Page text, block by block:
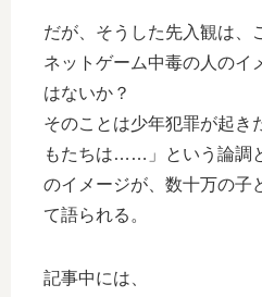
だが、そうした先入観は、
ネットゲーム中毒の人のイ
はないか？
そのことは少年犯罪が起き
もたちは……」という論調
のイメージが、数十万の子
て語られる。
記事中には、